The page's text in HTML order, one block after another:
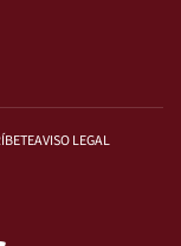
AVISO LEGAL